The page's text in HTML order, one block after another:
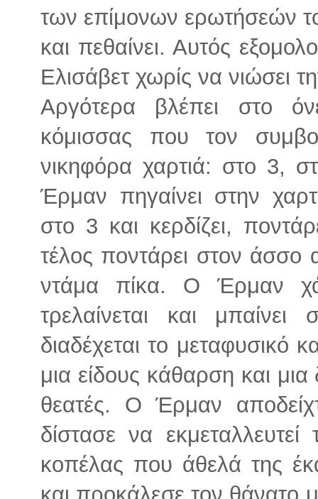
των επίμονων ερωτήσεών
και πεθαίνει. Αυτός
Ελισάβετ χωρίς να νιώσει
Αργότερα βλέπει στο
κόμισσας που τον
νικηφόρα χαρτιά: στο 3,
Έρμαν πηγαίνει στην
στο 3 και κερδίζει,
τέλος ποντάρει στον άσσο
ντάμα πίκα. Ο Έρμαν
τρελαίνεται και
διαδέχεται το μεταφυσικό
μια είδους κάθαρση και
θεατές. Ο Έρμαν
δίστασε να
κοπέλας που άθελά της
και προκάλεσε τον θάνατο